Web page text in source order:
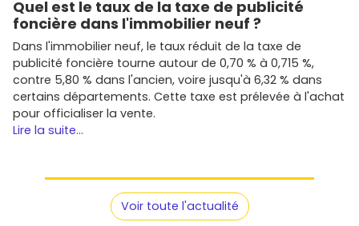
Quel est le taux de la taxe de publicité
foncière dans l'immobilier neuf ?
Dans l'immobilier neuf, le taux réduit de la taxe de
publicité foncière tourne autour de 0,70 % à 0,715 %,
contre 5,80 % dans l'ancien, voire jusqu'à 6,32 % dans
certains départements. Cette taxe est prélevée à l'achat
pour officialiser la vente.
Lire la suite...
Voir toute l'actualité